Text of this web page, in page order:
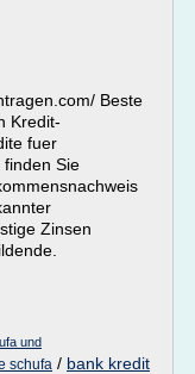
Beste
Kredit-
fuer
finden Sie
Zinsen
und
schufa / bank kredit